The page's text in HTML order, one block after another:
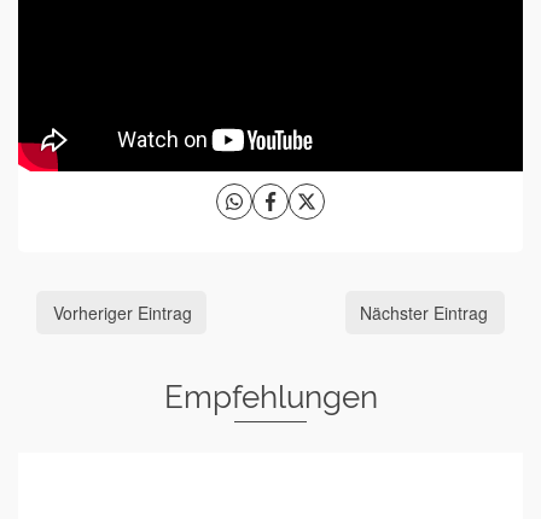
Vorheriger Eintrag Nächster Eintrag
Empfehlungen